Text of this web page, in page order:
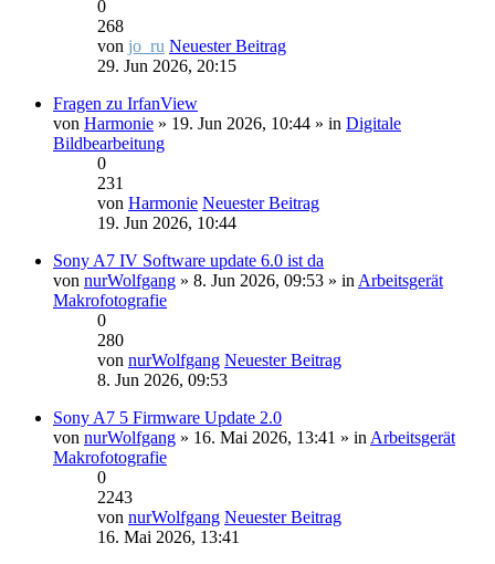
0
268
von jo_ru Neuester Beitrag
29. Jun 2026, 20:15
Fragen zu IrfanView
von Harmonie » 19. Jun 2026, 10:44 » in Digitale
Bildbearbeitung
0
231
von Harmonie Neuester Beitrag
19. Jun 2026, 10:44
Sony A7 IV Software update 6.0 ist da
von nurWolfgang » 8. Jun 2026, 09:53 » in Arbeitsgerät
Makrofotografie
0
280
von nurWolfgang Neuester Beitrag
8. Jun 2026, 09:53
Sony A7 5 Firmware Update 2.0
von nurWolfgang » 16. Mai 2026, 13:41 » in Arbeitsgerät
Makrofotografie
0
2243
von nurWolfgang Neuester Beitrag
16. Mai 2026, 13:41